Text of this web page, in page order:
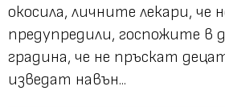
окосила, личните лекари, че
предупредили, госпожите в
градина, че не пръскат
изведат навън...